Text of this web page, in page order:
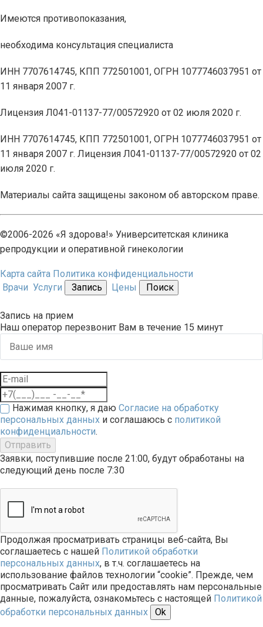
Имеются противопоказания,
необходима консультация специалиста
ИНН 7707614745, КПП 772501001, ОГРН 1077746037951 от
11 января 2007 г.
Лицензия Л041-01137-77/00572920 от 02 июля 2020 г.
ИНН 7707614745, КПП 772501001, ОГРН 1077746037951 от
11 января 2007 г. Лицензия Л041-01137-77/00572920 от 02
июля 2020 г.
Материалы сайта защищены законом об авторском праве.
©2006-2026 «Я здорова!» Университетская клиника
репродукции и оперативной гинекологии
Карта сайта Политика конфиденциальности
Врачи Услуги Запись Цены Поиск
Запись на прием
Наш оператор перезвонит Вам в течение 15 минут
Нажимая кнопку, я даю Согласие на обработку
персональных данных и соглашаюсь с политикой
конфиденциальности.
Отправить
Заявки, поступившие после 21:00, будут обработаны на
следующий день после 7:30
Продолжая просматривать страницы веб-сайта, Вы
соглашаетесь с нашей Политикой обработки
персональных данных, в т.ч. соглашаетесь на
использование файлов технологии “cookie”. Прежде, чем
просматривать Сайт или предоставлять нам персональные
данные, пожалуйста, ознакомьтесь с настоящей Политикой
обработки персональных данных
Ok